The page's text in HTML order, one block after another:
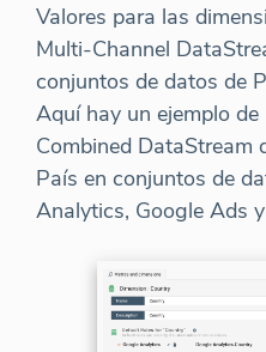
Valores para las
Multi-Channel
conjuntos de datos de
Aquí hay un ejemplo
Combined DataStream
País en conjuntos de
Analytics, Google Ads